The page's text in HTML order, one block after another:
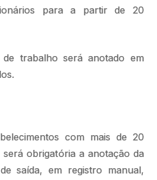
para a partir de 20
trabalho será anotado em
com mais de 20
obrigatória a anotação da
saída, em registro manual,